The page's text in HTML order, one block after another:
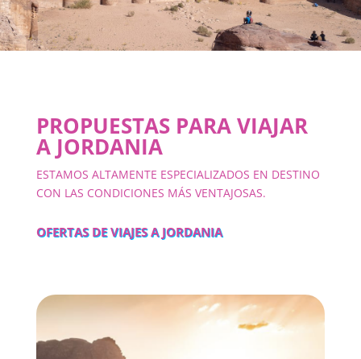
PROPUESTAS PARA VIAJAR
A JORDANIA
ESTAMOS ALTAMENTE ESPECIALIZADOS EN DESTINO
CON LAS CONDICIONES MÁS VENTAJOSAS.
OFERTAS DE VIAJES A JORDANIA